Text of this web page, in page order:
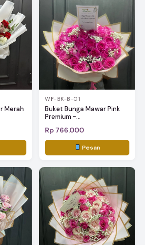
Merah
WF-BK-B-01
Buket Bunga Mawar Pink
Premium -...
Rp 766.000
Pesan